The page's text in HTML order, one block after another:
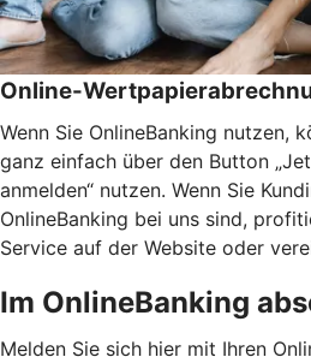
Online-
Wenn Sie OnlineBanking nutzen,
ganz einfach über den Button
anmelden“ nutzen. Wenn Sie
OnlineBanking bei uns sind,
Service auf der Website oder
Im OnlineBanking
Melden Sie sich hier mit Ihren